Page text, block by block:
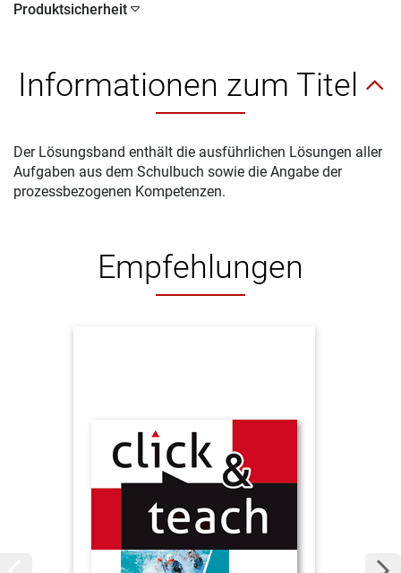
Produktsicherheit
Informationen zum Titel
Der Lösungsband enthält die ausführlichen Lösungen aller
Aufgaben aus dem Schulbuch sowie die Angabe der
prozessbezogenen Kompetenzen.
Empfehlungen